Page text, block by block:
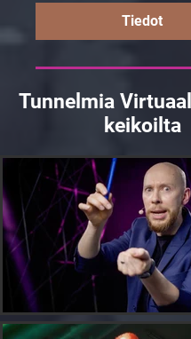
Tiedot
Tunnelmia
keikoilta